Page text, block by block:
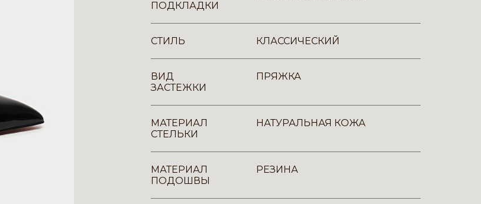
ПОДКЛАДКИ
СТИЛЬ КЛАССИЧЕСКИЙ
ВИД
ЗАСТЕЖКИ
ПРЯЖКА
МАТЕРИАЛ
СТЕЛЬКИ
НАТУРАЛЬНАЯ КОЖА
МАТЕРИАЛ
ПОДОШВЫ
РЕЗИНА